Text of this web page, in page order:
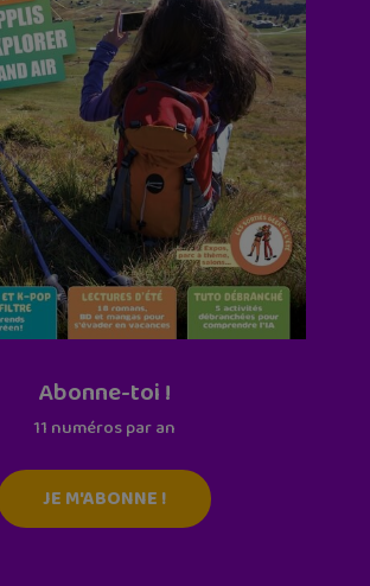
Abonne-toi !
11 numéros par an
JE M'ABONNE !